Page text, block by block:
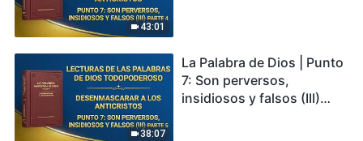
43:01
38:07
La Palabra de Dios | Punto
7: Son perversos,
insidiosos y falsos (III)